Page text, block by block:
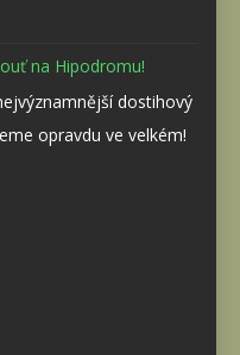
na Hipodromu!
dostihový
opravdu ve velkém!